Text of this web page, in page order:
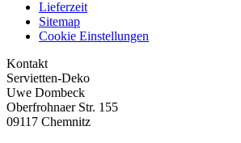
Lieferzeit
Sitemap
Cookie Einstellungen
Kontakt
Servietten-Deko
Uwe Dombeck
Oberfrohnaer Str. 155
09117 Chemnitz